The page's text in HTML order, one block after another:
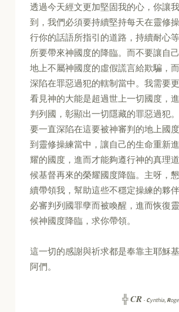
透過今天經文更加堅固我的心，你讓
到，我們必須要持續堅持每天在靈修
行你的話語所指引的道路，持續耐心
所要帶來神國度的降臨。而不要讓自
地上不屬神國度的虛假謊言給欺騙，
深陷在罪惡過犯的轄制當中。我需要
看見神的大能是超過世上一切國度，
判列國，彰顯出一切隱藏的罪惡過犯
要一直深陷在這要被神審判的地上國
到靈修操練當中，讓自己的生命重新
耀的國度，進而才能夠遵行神的真理
候基督再來的榮耀國度降臨。主呀，
續帶領我，幫助這些不穩定操練的夥
必審判列國罪孽而被喚醒，進而恢復
候神國度降臨，求你帶領。
這一切的感謝與祈求都是奉靠主耶穌
阿們。
╬CR -Cynthia, R